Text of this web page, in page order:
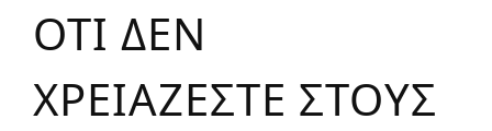
ΟΤΙ ΔΕΝ
ΧΡΕΙΑΖΕΣΤΕ ΣΤΟΥΣ